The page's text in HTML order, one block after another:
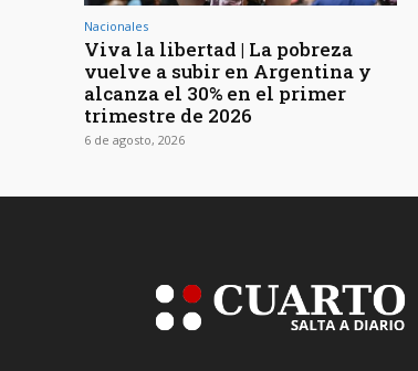
Nacionales
Viva la libertad | La pobreza
vuelve a subir en Argentina y
alcanza el 30% en el primer
trimestre de 2026
6 de agosto, 2026